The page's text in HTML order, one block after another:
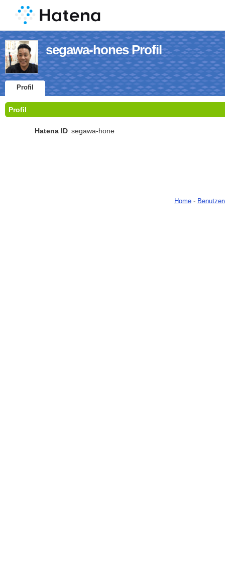
segawa-hones Profil
Profil
Profil
Hatena ID segawa-hone
Home -